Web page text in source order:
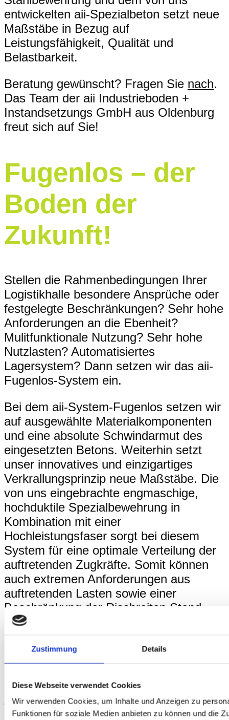
Zustimmung Details
Diese Webseite verwendet Cookies
Wir verwenden Cookies, um Inhalte und Anzeigen zu
Funktionen für soziale Medien anbieten zu können und die
entwickelten aii-Spezialbeton setzt neue
Maßstäbe in Bezug auf
Leistungsfähigkeit, Qualität und
Belastbarkeit.
Beratung gewünscht? Fragen Sie nach.
Das Team der aii Industrieboden +
Instandsetzungs GmbH aus Oldenburg
freut sich auf Sie!
Fugenlos – der
Boden der
Zukunft!
Stellen die Rahmenbedingungen Ihrer
Logistikhalle besondere Ansprüche oder
festgelegte Beschränkungen? Sehr hohe
Anforderungen an die Ebenheit?
Mulitfunktionale Nutzung? Sehr hohe
Nutzlasten? Automatisiertes
Lagersystem? Dann setzen wir das aii-
Fugenlos-System ein.
Bei dem aii-System-Fugenlos setzen wir
auf ausgewählte Materialkomponenten
und eine absolute Schwindarmut des
eingesetzten Betons. Weiterhin setzt
unser innovatives und einzigartiges
Verkrallungsprinzip neue Maßstäbe. Die
von uns eingebrachte engmaschige,
hochduktile Spezialbewehrung in
Kombination mit einer
Hochleistungsfaser sorgt bei diesem
System für eine optimale Verteilung der
auftretenden Zugkräfte. Somit können
auch extremen Anforderungen aus
auftretenden Lasten sowie einer
Beschränkung der Rissbreiten Stand
gehalten werden. Ideal für alle, die ihrem
Beratung gewünscht? Fragen Sie
Instandsetzungs GmbH aus Oldenburg
freut sich auf Sie!